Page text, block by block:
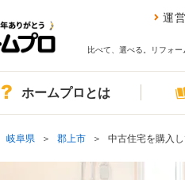
運
比べて、選べる。リフォー
ホームホームプロとは
岐阜県 郡上市 中古住宅を購入